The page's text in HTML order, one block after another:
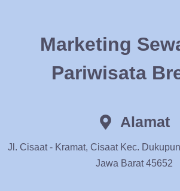
Marketing
Pariwisata
Alamat
Jl. Cisaat - Kramat, Cisaat Kec.
Jawa Barat 45652